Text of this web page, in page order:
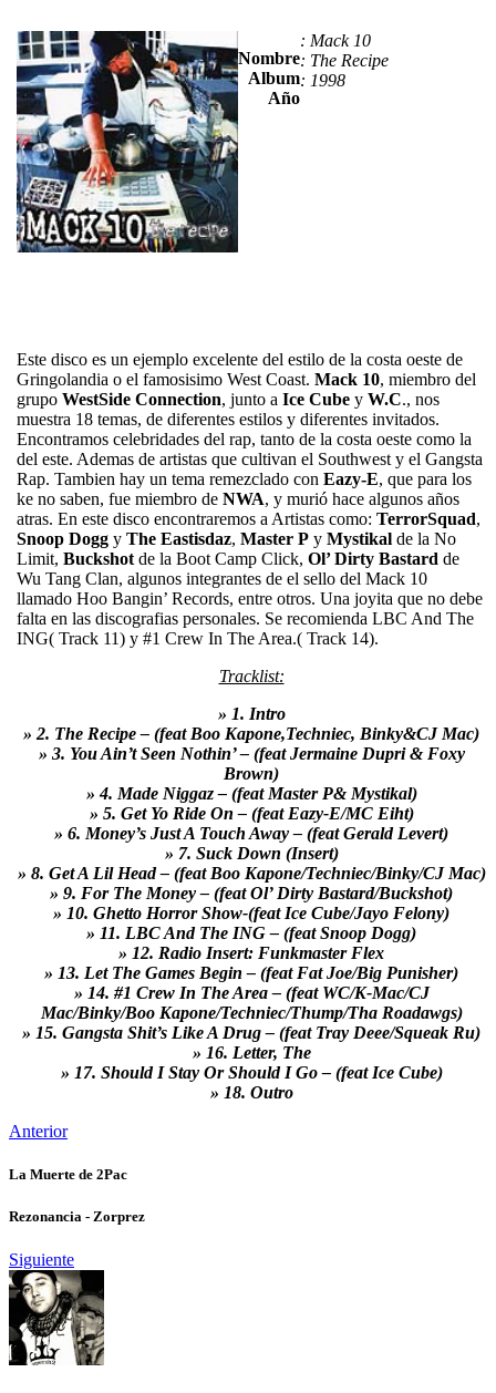
Nombre
Album
Año
: Mack 10
: The Recipe
: 1998
Este disco es un ejemplo excelente del estilo de la costa oeste de
Gringolandia o el famosisimo West Coast. Mack 10, miembro del
grupo WestSide Connection, junto a Ice Cube y W.C., nos
muestra 18 temas, de diferentes estilos y diferentes invitados.
Encontramos celebridades del rap, tanto de la costa oeste como la
del este. Ademas de artistas que cultivan el Southwest y el Gangsta
Rap. Tambien hay un tema remezclado con Eazy-E, que para los
ke no saben, fue miembro de NWA, y murió hace algunos años
atras. En este disco encontraremos a Artistas como: TerrorSquad,
Snoop Dogg y The Eastisdaz, Master P y Mystikal de la No
Limit, Buckshot de la Boot Camp Click, Ol’ Dirty Bastard de
Wu Tang Clan, algunos integrantes de el sello del Mack 10
llamado Hoo Bangin’ Records, entre otros. Una joyita que no debe
falta en las discografias personales. Se recomienda LBC And The
ING( Track 11) y #1 Crew In The Area.( Track 14).
Tracklist:
» 1. Intro
» 2. The Recipe – (feat Boo Kapone,Techniec, Binky&CJ Mac)
» 3. You Ain’t Seen Nothin’ – (feat Jermaine Dupri & Foxy
Brown)
» 4. Made Niggaz – (feat Master P& Mystikal)
» 5. Get Yo Ride On – (feat Eazy-E/MC Eiht)
» 6. Money’s Just A Touch Away – (feat Gerald Levert)
» 7. Suck Down (Insert)
» 8. Get A Lil Head – (feat Boo Kapone/Techniec/Binky/CJ Mac)
» 9. For The Money – (feat Ol’ Dirty Bastard/Buckshot)
» 10. Ghetto Horror Show-(feat Ice Cube/Jayo Felony)
» 11. LBC And The ING – (feat Snoop Dogg)
» 12. Radio Insert: Funkmaster Flex
» 13. Let The Games Begin – (feat Fat Joe/Big Punisher)
» 14. #1 Crew In The Area – (feat WC/K-Mac/CJ
Mac/Binky/Boo Kapone/Techniec/Thump/Tha Roadawgs)
» 15. Gangsta Shit’s Like A Drug – (feat Tray Deee/Squeak Ru)
» 16. Letter, The
» 17. Should I Stay Or Should I Go – (feat Ice Cube)
» 18. Outro
Anterior
La Muerte de 2Pac
Rezonancia - Zorprez
Siguiente